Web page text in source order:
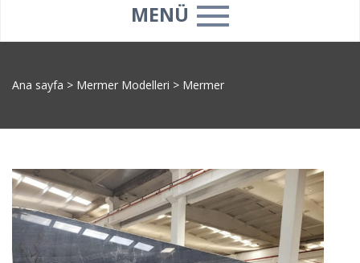
MENÜ
Ana sayfa > Mermer Modelleri > Mermer